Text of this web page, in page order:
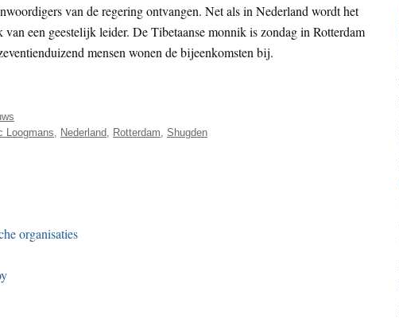
van de regering ontvangen. Net als in Nederland wordt het
een geestelijk leider. De Tibetaanse monnik is zondag in Rotterdam
mensen wonen de bijeenkomsten bij.
Loogmans, Nederland, Rotterdam, Shugden
organisaties